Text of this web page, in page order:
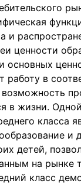
и
ценности
основных
работу в
в жизни.
класса
и
детей,
на рынке
класс